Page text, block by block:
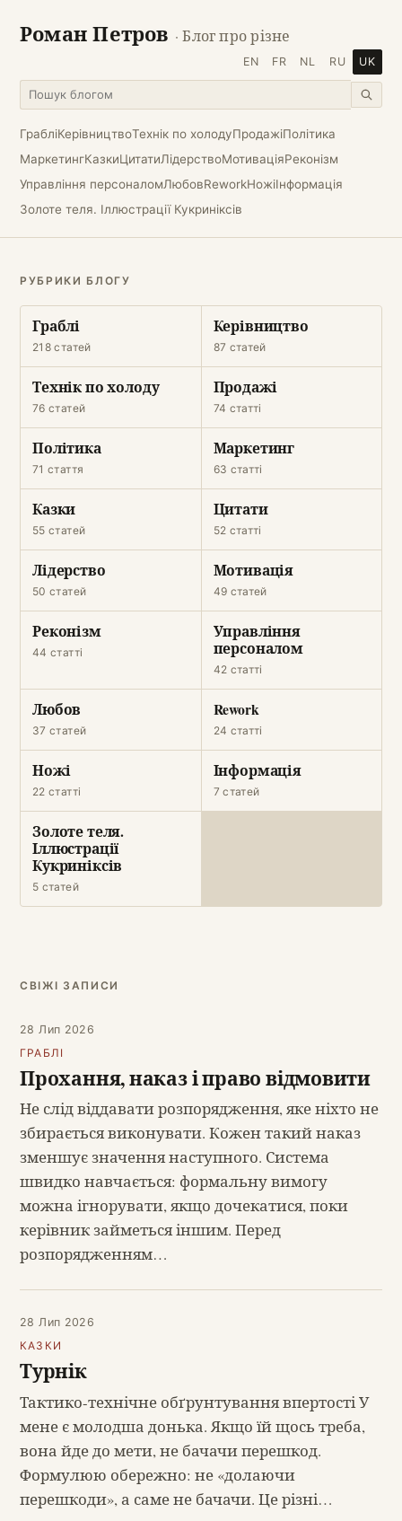
Роман Петров · Блог про різне
EN FR NL RU UK
ГрабліКерівництвоТехнік по холодуПродажіПолітика
МаркетингКазкиЦитатиЛідерствоМотиваціяРеконізм
Управління персоналомЛюбовReworkНожіІнформація
Золоте теля. Іллюстрації Кукриніксів
РУБРИКИ БЛОГУ
Граблі
218 статей
Керівництво
87 статей
Технік по холоду
76 статей
Продажі
74 статті
Політика
71 стаття
Маркетинг
63 статті
Казки
55 статей
Цитати
52 статті
Лідерство
50 статей
Мотивація
49 статей
Реконізм
44 статті
Управління
персоналом
42 статті
Любов
37 статей
Rework
24 статті
Ножі
22 статті
Інформація
7 статей
Золоте теля.
Іллюстрації
Кукриніксів
5 статей
СВІЖІ ЗАПИСИ
28 Лип 2026
ГРАБЛІ
Прохання, наказ і право відмовити
Не слід віддавати розпорядження, яке ніхто не
збирається виконувати. Кожен такий наказ
зменшує значення наступного. Система
швидко навчається: формальну вимогу
можна ігнорувати, якщо дочекатися, поки
керівник займеться іншим. Перед
розпорядженням…
28 Лип 2026
КАЗКИ
Турнік
Тактико-технічне обґрунтування впертості У
мене є молодша донька. Якщо їй щось треба,
вона йде до мети, не бачачи перешкод.
Формулюю обережно: не «долаючи
перешкоди», а саме не бачачи. Це різні…